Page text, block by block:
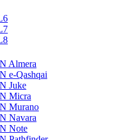
Almera
e-Qashqai
Juke
Micra
Murano
Navara
Note